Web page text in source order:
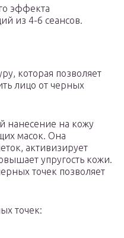
эффекта
из 4-6 сеансов.
которая позволяет
лицо от черных
нанесение на кожу
масок. Она
активизирует
упругость кожи.
точек позволяет
точек: